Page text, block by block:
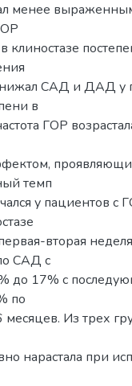
менее
САД и ДАД у
в
ГОР
темп
у пациентов с
вторая
САД с
до 17% с
по
Из трех
нарастала при